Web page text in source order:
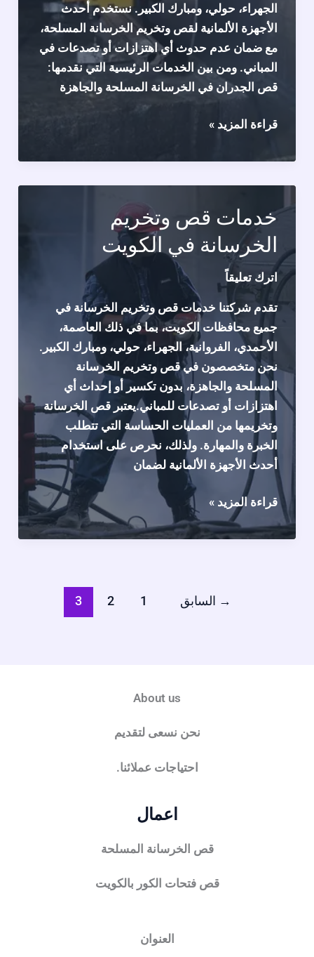
الجهراء، حولي، ومبارك الكبير. نستخدم أحدث
الأجهزة الألمانية لقص وتخريم الخرسانة المسلحة،
مع ضمان عدم حدوث أي اهتزازات أو تصدعات في
المباني. ومن بين الخدمات الرئيسية التي نقدمها:
قص الجدران في الخرسانة المسلحة والجاهزة
قص
في
الكويت
قراءة المزيد »
خدمات قص وتخريم
الخرسانة في الكويت
اترك تعليقاً
تقدم شركتنا خدمات قص وتخريم الخرسانة في
جميع محافظات الكويت، بما في ذلك العاصمة،
الأحمدي، الفروانية، الجهراء، حولي، ومبارك الكبير.
نحن متخصصون في قص وتخريم الخرسانة
المسلحة والجاهزة، بدون تكسير أو إحداث أي
اهتزازات أو تصدعات للمباني.يعتبر قص الخرسانة
وتخريمها من العمليات الحساسة التي تتطلب
الخبرة والمهارة. ولذلك، نحرص على استخدام
أحدث الأجهزة الألمانية لضمان
خدمات
قص
وتخريم
قراءة المزيد »
→ السابق 1
2
3
About us
نحن نسعى لتقديم
احتياجات عملائنا.
اعمال
قص الخرسانة المسلحة
قص فتحات الكور بالكويت
العنوان